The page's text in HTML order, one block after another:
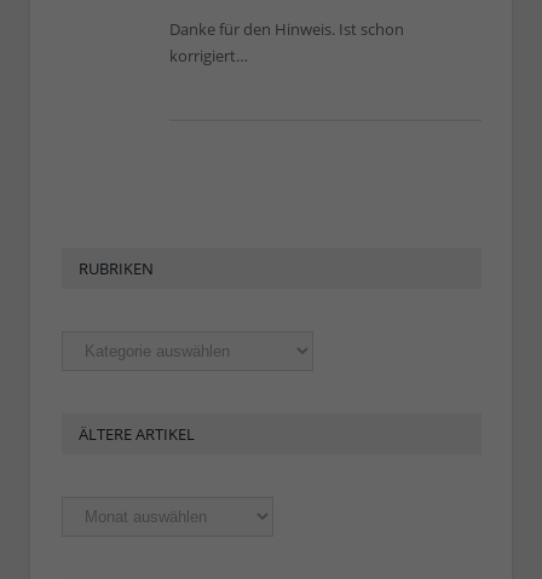
Danke für den Hinweis. Ist schon
korrigiert…
RUBRIKEN
Rubriken
ÄLTERE ARTIKEL
Ältere
Artikel